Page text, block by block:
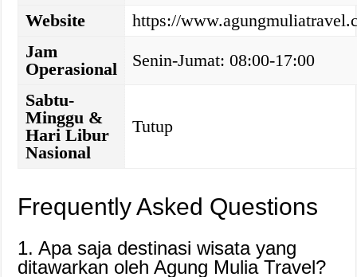
Website
https://
Jam
Operasional
Senin-Jumat: 08:00-17:00
Sabtu-
Minggu &
Hari Libur
Nasional
Tutup
Frequently Asked Questions
1. Apa saja destinasi wisata yang
ditawarkan oleh Agung Mulia Travel?